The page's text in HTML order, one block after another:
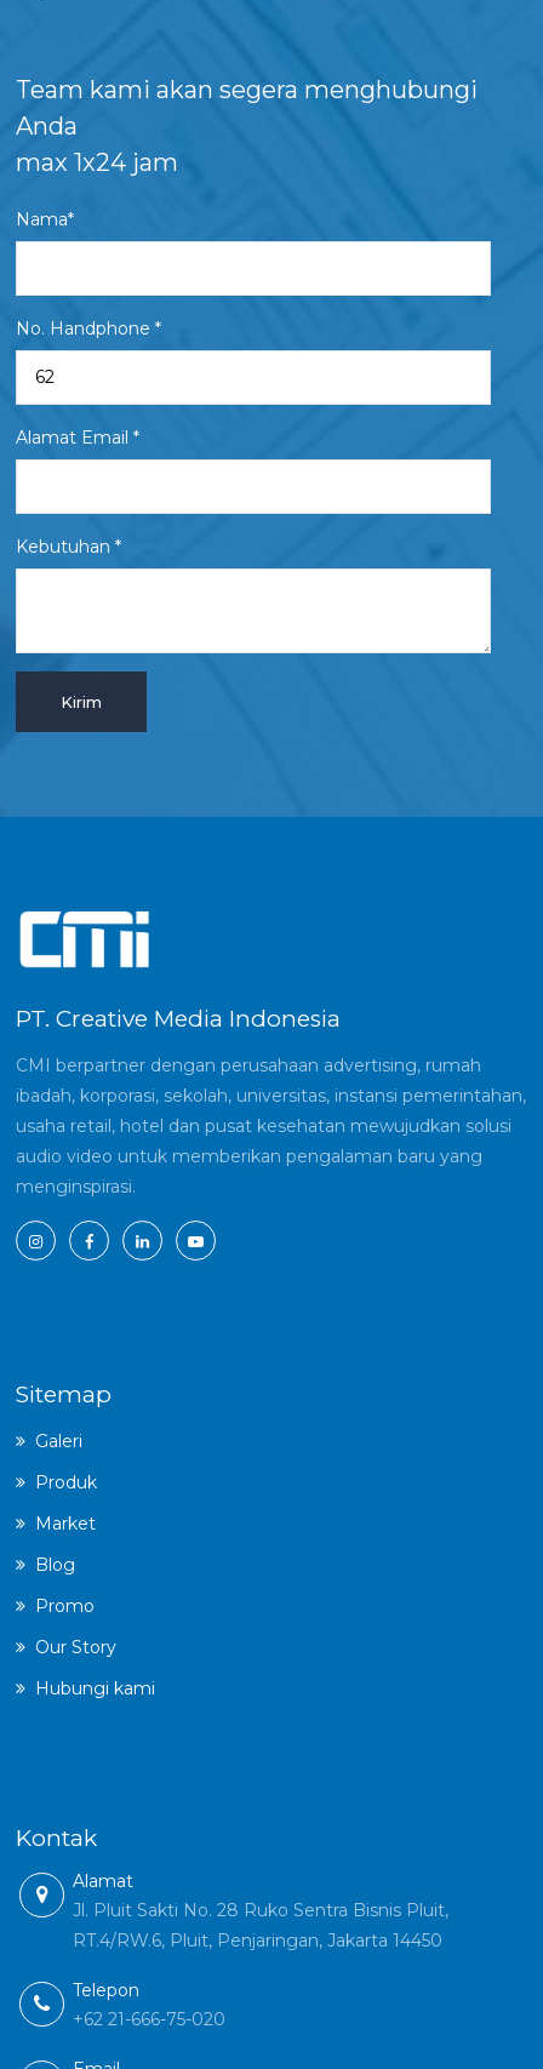
Team kami akan segera menghubungi
Anda
max 1x24 jam
Nama*
No. Handphone *
Alamat Email *
Kebutuhan *
PT. Creative Media Indonesia
CMI berpartner dengan perusahaan advertising, rumah
ibadah, korporasi, sekolah, universitas, instansi pemerintahan,
usaha retail, hotel dan pusat kesehatan mewujudkan solusi
audio video untuk memberikan pengalaman baru yang
menginspirasi.
Sitemap
Galeri
Produk
Market
Blog
Promo
Our Story
Hubungi kami
Kontak
Alamat
Jl. Pluit Sakti No. 28 Ruko Sentra Bisnis Pluit,
RT.4/RW.6, Pluit, Penjaringan, Jakarta 14450
Telepon
+62 21-666-75-020